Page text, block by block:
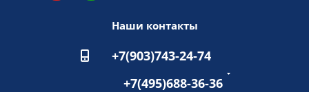
Наши контакты
+7(903)743-24-74
+7(495)688-36-36